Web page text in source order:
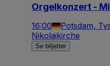
Orgelkonzert -
16:00 Potsdam,
Nikolaikirche
Se biljetter